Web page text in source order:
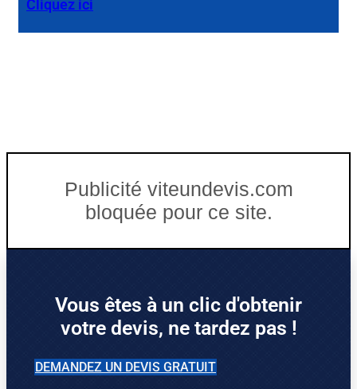
Cliquez ici
Publicité viteundevis.com
bloquée pour ce site.
Vous êtes à un clic d'obtenir
votre devis, ne tardez pas !
DEMANDEZ UN DEVIS GRATUIT